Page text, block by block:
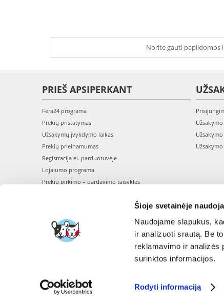
Šioje svetainėje
Naudojame slapukus,
ir analizuoti srautą. Be
reklamavimo ir analizės
surinktos informacijos.
Rodyti informaciją
Norite gauti papildomos
PRIEŠ APSIPERKANT
Fera24 programa
Prekių pristatymas
Užsakymų įvykdymo laikas
Prekių prieinamumas
Registracija el. parduotuvėje
Lojalumo programa
Prekių pirkimo – pardavimo taisyklės